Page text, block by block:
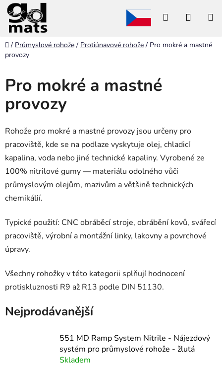
Přejít
na
obsah
Hledat
Domů
/ Průmyslové rohože / Protiúnavové rohože / Pro mokré a mastné
provozy
Pro mokré a mastné
provozy
Rohože pro mokré a mastné provozy jsou určeny pro
pracoviště, kde se na podlaze vyskytuje olej, chladicí
kapalina, voda nebo jiné technické kapaliny. Vyrobené ze
100% nitrilové gumy — materiálu odolného vůči
průmyslovým olejům, mazivům a většině technických
chemikálií.
Typické použití: CNC obráběcí stroje, obrábění kovů, svářecí
pracoviště, výrobní a montážní linky, lakovny a povrchové
úpravy.
Všechny rohožky v této kategorii splňují hodnocení
protiskluznosti R9 až R13 podle DIN 51130.
Nejprodávanější
551 MD Ramp System Nitrile - Nájezdový
systém pro průmyslové rohože - žlutá
Skladem